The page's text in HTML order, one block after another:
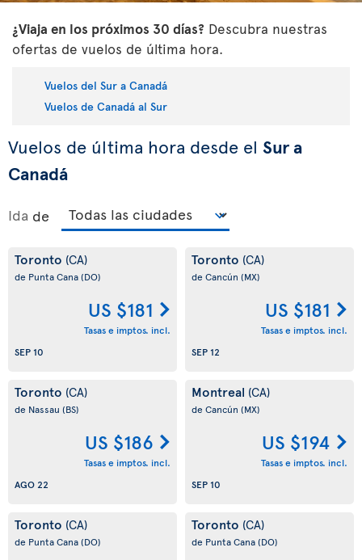
¿Viaja en los próximos 30 días? Descubra nuestras
ofertas de vuelos de última hora.
Vuelos del Sur a Canadá
Vuelos de Canadá al Sur
Vuelos de última hora desde el Sur a
Canadá
Ida de
Toronto (CA)
de Punta Cana(DO)
US $181
Tasas e imptos. incl.
SEP 10
Toronto (CA)
de Cancún (MX)
US $181
Tasas e imptos. incl.
SEP 12
Toronto (CA)
de Nassau (BS)
US $186
Tasas e imptos. incl.
AGO 22
Montreal (CA)
de Cancún (MX)
US $194
Tasas e imptos. incl.
SEP 10
Toronto (CA)
de Punta Cana(DO)
Toronto (CA)
de Punta Cana(DO)